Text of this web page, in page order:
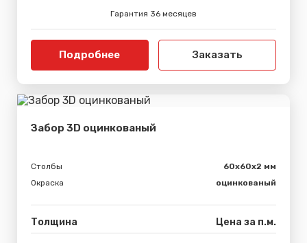
Гарантия 36 месяцев
Подробнее Заказать
Забор 3D оцинкованый
Столбы
60х60х2 мм
Окраска
оцинкованый
Толщина Цена за п.м.